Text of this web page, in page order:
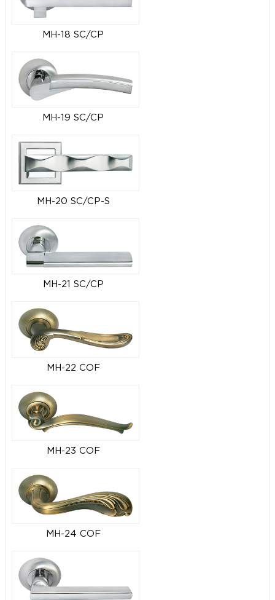
MH-18 SC/CP
MH-19 SC/CP
MH-20 SC/CP-S
MH-21 SC/CP
MH-22 COF
MH-23 COF
MH-24 COF